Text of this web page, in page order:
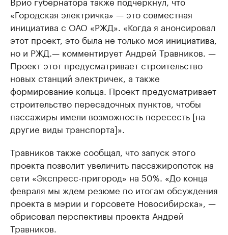
«Городская электричка» — это совместная
инициатива с ОАО «РЖД». «Когда я анонсировал
этот проект, это была не только моя инициатива,
но и РЖД.— комментирует Андрей Травников. —
Проект этот предусматривает строительство
новых станций электричек, а также
формирование кольца. Проект предусматривает
строительство пересадочных пунктов, чтобы
пассажиры имели возможность пересесть [на
другие виды транспорта]».
Травников также сообщал, что запуск этого
проекта позволит увеличить пассажиропоток на
сети «Экспресс-пригород» на 50%. «До конца
февраля мы ждем резюме по итогам обсуждения
проекта в мэрии и горсовете Новосибирска», —
обрисовал перспективы проекта Андрей
Травников.